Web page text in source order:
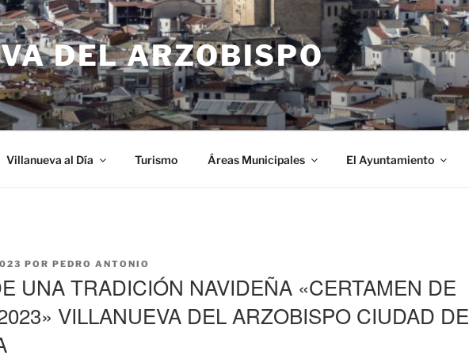
DEL ARZOBISPO
Villanueva al Día Turismo Áreas Municipales El Ayuntamiento
POR PEDRO ANTONIO
UNA TRADICIÓN NAVIDEÑA «CERTAMEN DE
VILLANUEVA DEL ARZOBISPO CIUDAD DE